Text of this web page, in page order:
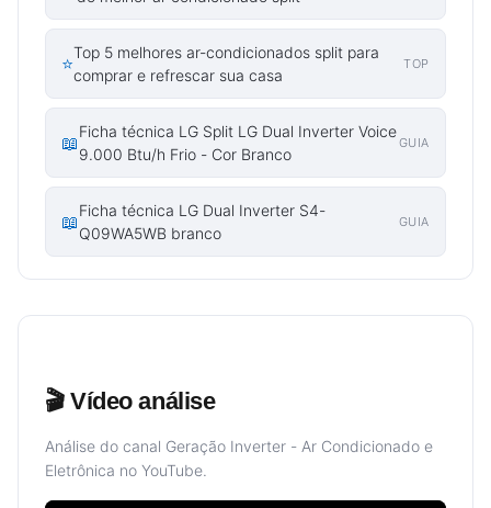
⭐
Top 5 melhores ar-condicionados split para
comprar e refrescar sua casa
TOP
📖
Ficha técnica LG Split LG Dual Inverter Voice
9.000 Btu/h Frio - Cor Branco
GUIA
📖
Ficha técnica LG Dual Inverter S4-
Q09WA5WB branco
GUIA
🎬 Vídeo análise
Análise do canal Geração Inverter - Ar Condicionado e
Eletrônica no YouTube.